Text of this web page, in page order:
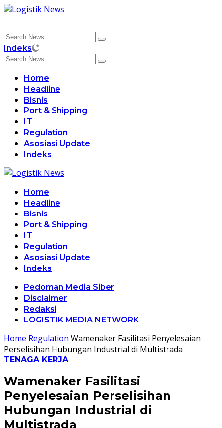
Skip
content
Indeks
Home
Headline
Bisnis
Port & Shipping
IT
Regulation
Asosiasi Update
Indeks
Home
Headline
Bisnis
Port & Shipping
IT
Regulation
Asosiasi Update
Indeks
Pedoman Media Siber
Disclaimer
Redaksi
LOGISTIK MEDIA NETWORK
Home Regulation Wamenaker Fasilitasi Penyelesaian
Perselisihan Hubungan Industrial di Multistrada
TENAGA KERJA
Wamenaker Fasilitasi
Penyelesaian Perselisihan
Hubungan Industrial di
Multistrada